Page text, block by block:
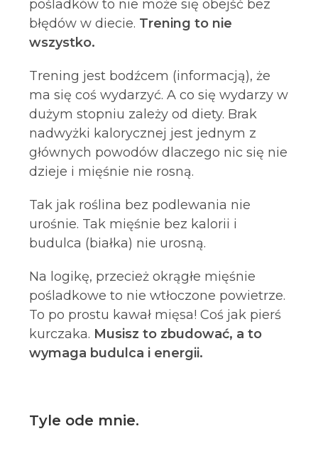
pośladków to nie może się obejść bez
błędów w diecie. Trening to nie
wszystko.
Trening jest bodźcem (informacją), że
ma się coś wydarzyć. A co się wydarzy w
dużym stopniu zależy od diety. Brak
nadwyżki kalorycznej jest jednym z
głównych powodów dlaczego nic się nie
dzieje i mięśnie nie rosną.
Tak jak roślina bez podlewania nie
urośnie. Tak mięśnie bez kalorii i
budulca (białka) nie urosną.
Na logikę, przecież okrągłe mięśnie
pośladkowe to nie wtłoczone powietrze.
To po prostu kawał mięsa! Coś jak pierś
kurczaka. Musisz to zbudować, a to
wymaga budulca i energii.
Tyle ode mnie.